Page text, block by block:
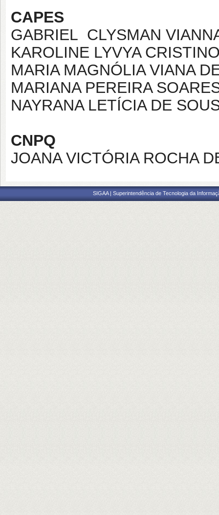
CAPES
GABRIEL CLYSMAN
KAROLINE LYVYA
MARIA MAGNÓLIA VIANA
MARIANA PEREIRA
NAYRANA LETÍCIA DE
CNPQ
JOANA VICTÓRIA ROCHA
SIGAA | Superintendência de Tecnologia da